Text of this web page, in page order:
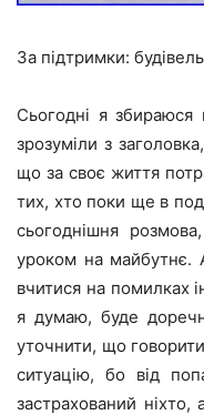
За підтримки:
Сьогодні я
зрозуміли з
що за своє життя
тих, хто поки ще в
сьогоднішня
уроком на майбутнє.
вчитися на помилках
я думаю, буде
уточнити, що
ситуацію, бо від
застрахований